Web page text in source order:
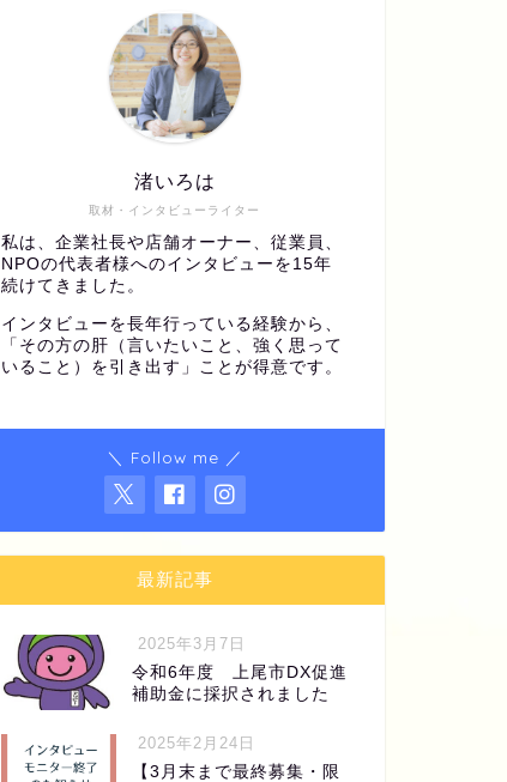
取材・インタビューライター
渚いろは
私は、企業社長や店舗オーナー、従業員、
NPOの代表者様へのインタビューを15年
続けてきました。
インタビューを長年行っている経験から、
「その方の肝（言いたいこと、強く思って
いること）を引き出す」ことが得意です。
＼ Follow me ／
最新記事
2025年3月7日
令和6年度 上尾市DX促進
補助金に採択されました
2025年2月24日
【3月末まで最終募集・限